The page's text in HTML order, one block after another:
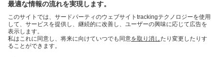
サービスへ